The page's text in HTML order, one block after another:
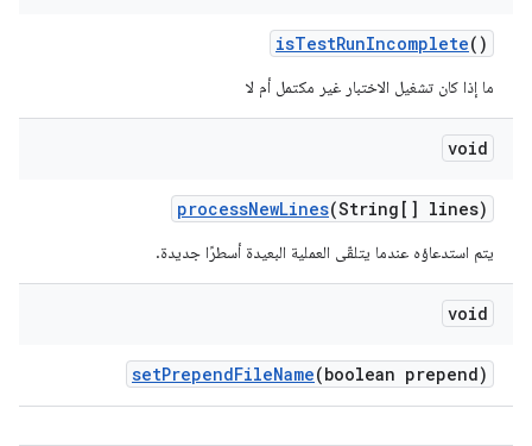
isTestRunIncomplete()
ما إذا كان تشغيل الاختبار غير مكتمل أم لا
void
processNewLines(String[] lines)
يتم استدعاؤه عندما يتلقّى العملية البعيدة أسطرًا جديدة.
void
setPrependFileName(boolean prepend)